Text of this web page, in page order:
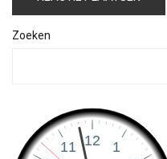
Zoeken